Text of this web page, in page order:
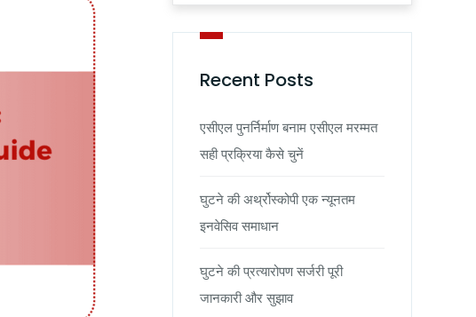
Recent Posts
एसीएल पुनर्निर्माण बनाम एसीएल मरम्मत
सही प्रक्रिया कैसे चुनें
घुटने की अर्थ्रोस्कोपी एक न्यूनतम
इनवेसिव समाधान
घुटने की प्रत्यारोपण सर्जरी पूरी
जानकारी और सुझाव